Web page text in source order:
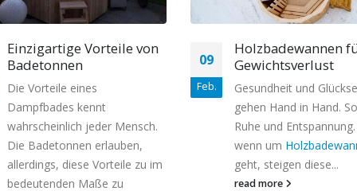
Holzbadewannen für den
Gewichtsverlust
Gesundheit und Glückseligkeit
gehen Hand in Hand. So wie
Ruhe und Entspannung. Und
wenn umHolzbadewannen
geht, steigen diese...
read more
18
Apr.
Bei welchen
Erkrankungen hilft
Baden im
Badezuber?
Der hölzerne
Ofen ist ein
Erzeugnis, das viele
wunderschöne